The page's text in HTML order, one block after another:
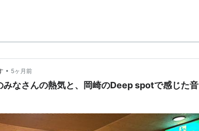
• 5ヶ月前
みなさんの熱気と、岡崎のDeep spotで感じた音